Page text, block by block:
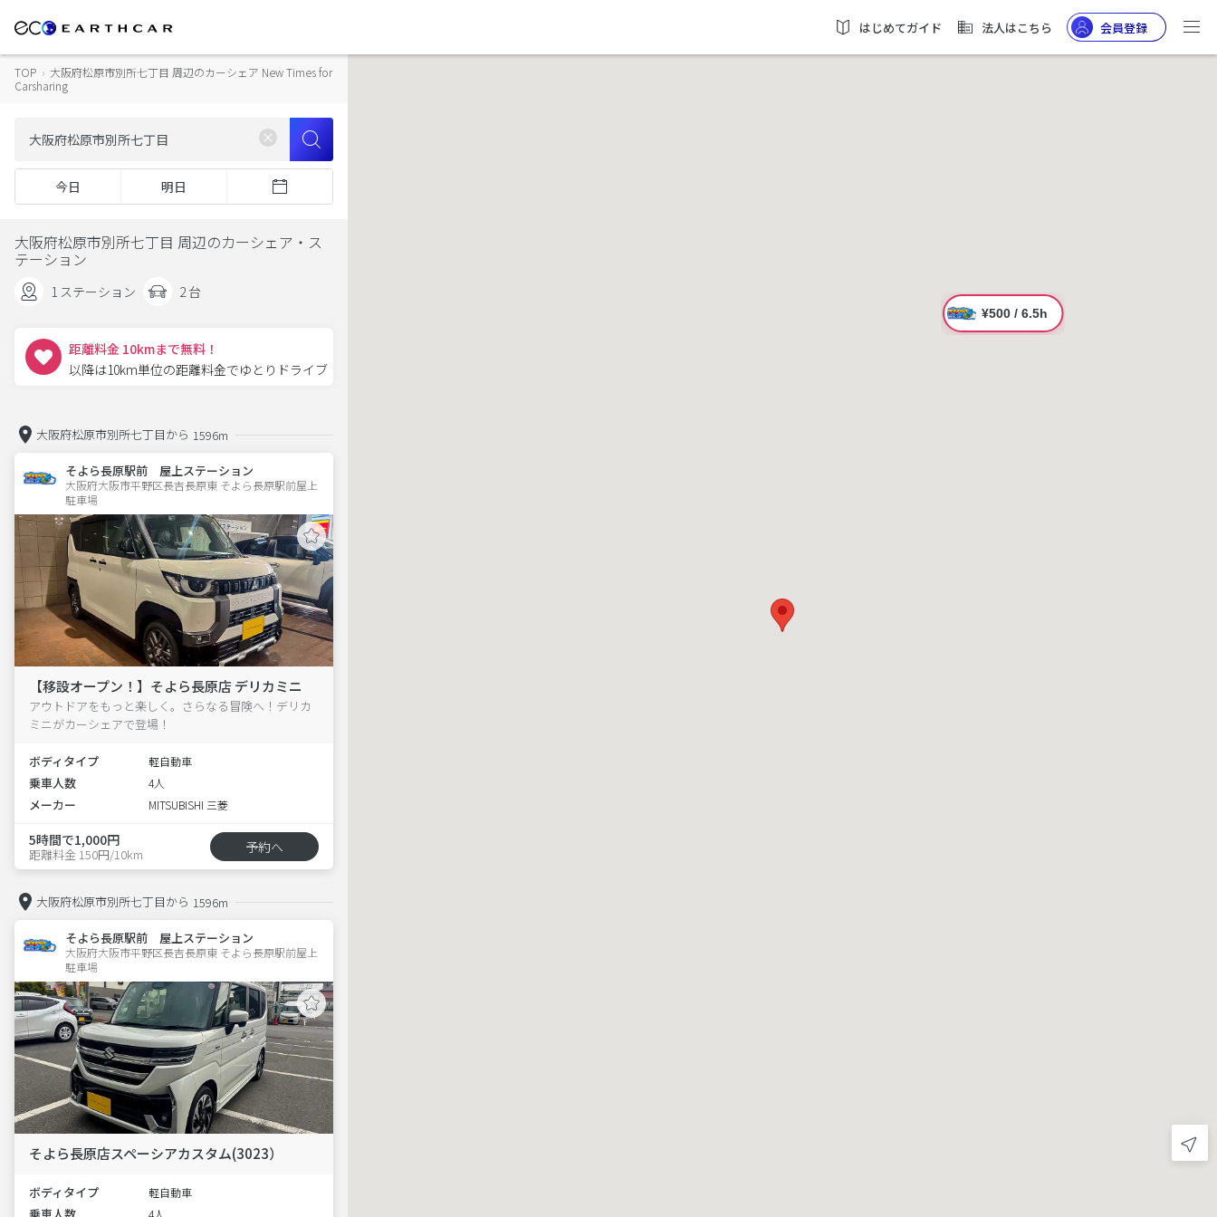
はじめてガイド 法人はこちら 会員登録
TOP › 大阪府松原市別所七丁目 周辺のカーシェア New Times for
Carsharing
今日 明日
大阪府松原市別所七丁目 周辺のカーシェア・ス
テーション
1 ステーション 2 台
距離料金 10kmまで無料！
以降は10km単位の距離料金でゆとりドライブ
大阪府松原市別所七丁目から 1596m
そよら長原駅前 屋上ステーション
大阪府大阪市平野区長吉長原東 そよら長原駅前屋上
駐車場
【移設オープン！】そよら長原店 デリカミニ
アウトドアをもっと楽しく。さらなる冒険へ！デリカ
ミニがカーシェアで登場！
ボディタイプ 軽自動車
乗車人数 4人
メーカー MITSUBISHI 三菱
5時間で1,000円
距離料金 150円/10km 予約へ
大阪府松原市別所七丁目から 1596m
そよら長原駅前 屋上ステーション
大阪府大阪市平野区長吉長原東 そよら長原駅前屋上
駐車場
そよら長原店スペーシアカスタム(3023）
ボディタイプ 軽自動車
4人